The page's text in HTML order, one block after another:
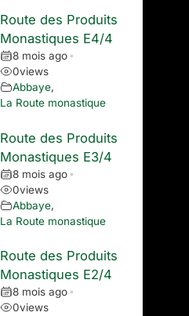
Route des Produits
Monastiques E4/4
8 mois ago •
0views
Abbaye,
La Route monastique
Route des Produits
Monastiques E3/4
8 mois ago •
0views
Abbaye,
La Route monastique
Route des Produits
Monastiques E2/4
8 mois ago •
0views